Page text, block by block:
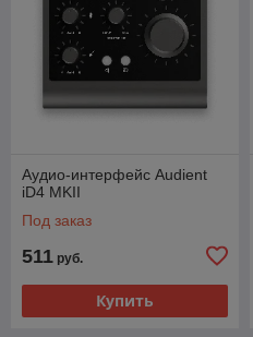
Аудио-интерфейс Audient
iD4 MKII
Под заказ
511 руб.
Купить